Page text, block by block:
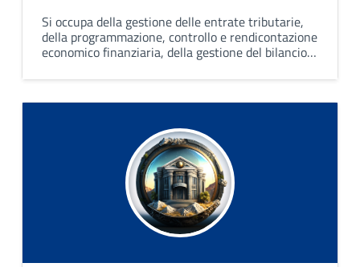
Si occupa della gestione delle entrate tributarie,
della programmazione, controllo e rendicontazione
economico finanziaria, della gestione del bilancio e
del trattamento economico del personale.